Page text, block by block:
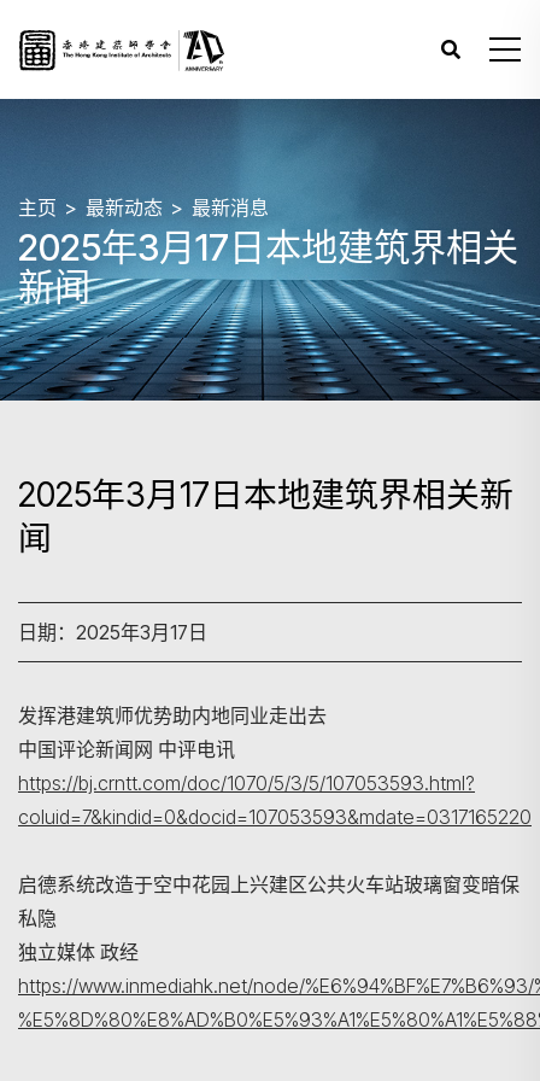
搜寻
主页 最新动态 最新消息
2025年3月17日本地建筑界相关
新闻
2025年3月17日本地建筑界相关新
闻
日期：2025年3月17日
发挥港建筑师优势助内地同业走出去
中国评论新闻网 中评电讯
https://bj.crntt.com/doc/1070/5/3/5/107053593.html?
coluid=7&kindid=0&docid=107053593&mdate=0317165220
启德系统改造于空中花园上兴建区公共火车站玻璃窗变暗保
私隐
独立媒体 政经
https://www.inmediahk.net/node/%E6%94%BF%E7%B6%93/